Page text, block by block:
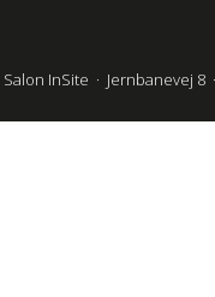
Salon InSite · Jernbanevej 8